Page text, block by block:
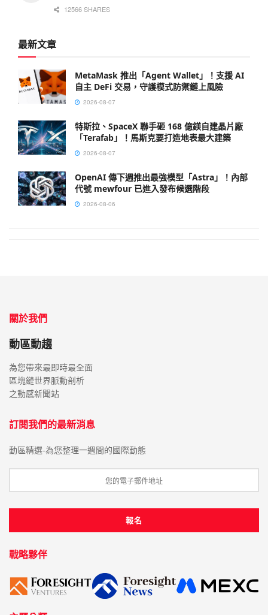
12566 SHARES
最新文章
MetaMask 推出「Agent Wallet」！支援 AI
自主 DeFi 交易，守護模式防禦鏈上風險
2026-08-07
特斯拉、SpaceX 聯手砸 168 億鎂自建晶片廠
「Terafab」！馬斯克要打造地表最大建築
2026-08-07
OpenAI 傳下週推出最強模型「Astra」！內部
代號 mewfour 已進入發布候選階段
2026-08-06
關於我們
動區動趨
為您帶來最即時最全面
區塊鏈世界脈動剖析
之動感新聞站
訂閱我們的最新消息
動區精選-為您整理一週間的國際動態
戰略夥伴